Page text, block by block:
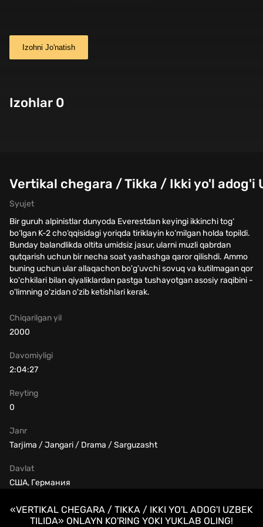
Izohni Jo'natish
Izohlar 0
Vertikal chegara / Tikka / Ikki yo'l adog'i
Syujet
Bir guruh alpinistlar dunyoda Everestdan keyingi ikkinchi tog‘
bo‘lgan K-2 cho‘qqisidagi yoriqda tiriklayin ko‘milgan holda topildi.
Bunday balandlikda oltita umidsiz jasur, ularni muzli qabrdan
qutqarish uchun bir necha soat yashashga qaror qilishdi. Ammo
buning uchun ular allaqachon bo'g'uvchi sovuq va kutilmagan qor
ko'chkilari bilan qiyaliklardan pastga tushayotgan asosiy raqibini -
o'limning o'zidan o'zib ketishlari kerak.
Chiqarilgan yil
2000
Janr
Tarjima / Jangari / Drama / Sarguzasht
Davomiyligi
2:04:27
Davlat
США, Германия
Reyting
0
«VERTIKAL CHEGARA / TIKKA / IKKI YO'L ADOG'I UZBEK
TILIDA» ONLAYN KO'RING YOKI YUKLAB OLING!